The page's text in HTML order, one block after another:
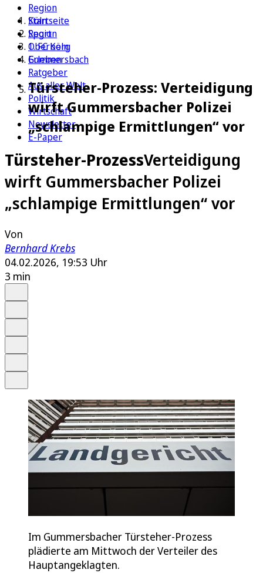
Region
Köln
Sport
1. FC Köln
Erleben
Ratgeber
Aus aller Welt
Politik
Wirtschaft
Newsletter
E-Paper
Startseite
Region
Oberberg
Gummersbach
Türsteher-Prozess: Verteidigung
wirft Gummersbacher Polizei
„schlampige Ermittlungen“ vor
Türsteher-ProzessVerteidigung
wirft Gummersbacher Polizei
„schlampige Ermittlungen“ vor
Von
Bernhard Krebs
04.02.2026, 19:53 Uhr
3 min
Im Gummersbacher Türsteher-Prozess
plädierte am Mittwoch der Verteiler des
Hauptangeklagten.